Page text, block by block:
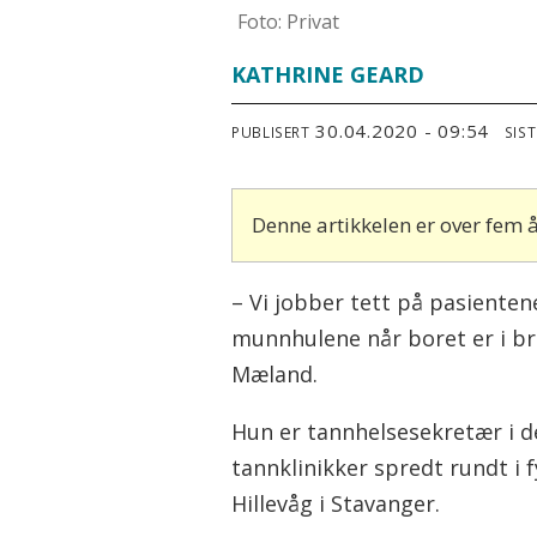
Foto: Privat
KATHRINE GEARD
PUBLISERT 30.04.2020 - 09:54
Denne artikkelen er over
– Vi jobber tett på
munnhulene når boret er i
Mæland.
Hun er tannhelsesekretær i
tannklinikker spredt rundt i
Hillevåg i Stavanger.